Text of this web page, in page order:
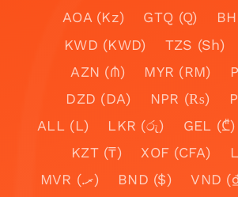
AOA (Kz)
GTQ (Q)
KWD (KWD)
TZS (Sh)
AZN (₼)
MYR (RM)
DZD (DA)
NPR (₨)
ALL (L)
LKR (රු) GEL (₾)
KZT (₸)
XOF (CFA)
MVR (.ރ)
BND ($) VND